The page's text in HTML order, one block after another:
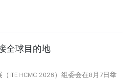
全球目的地
ITE HCMC 2026）组委会在8月7日举